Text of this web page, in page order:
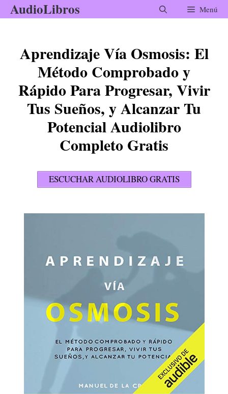
Saltar
al
AudioLibros Menú
Aprendizaje Vía Osmosis: El
Método Comprobado y
Rápido Para Progresar, Vivir
Tus Sueños, y Alcanzar Tu
Potencial Audiolibro
Completo Gratis
ESCUCHAR AUDIOLIBRO GRATIS